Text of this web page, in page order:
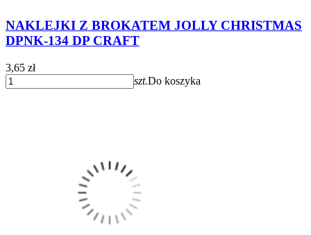
NAKLEJKI Z BROKATEM JOLLY CHRISTMAS
DPNK-134 DP CRAFT
3,65 zł
szt.Do koszyka